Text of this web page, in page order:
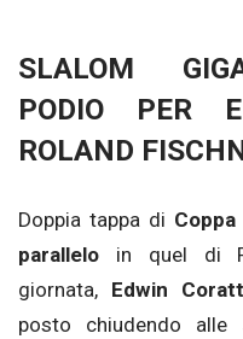
SLALOM
PODIO PER
ROLAND
Doppia tappa di
parallelo in quel di
giornata, Edwin
posto chiudendo alle